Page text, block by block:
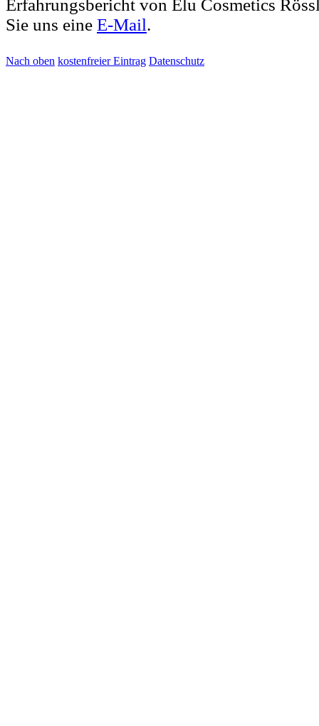
Erfahrungsbericht von Élu Cosmetics
Sie uns eine E-Mail.
Nach oben kostenfreier Eintrag Datenschutz